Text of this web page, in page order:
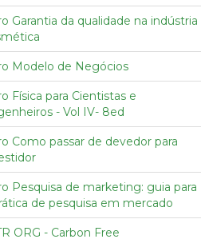
Garantia da qualidade na indústria
Modelo de Negócios
Física para Cientistas e
- Vol IV- 8ed
Como passar de devedor para
Pesquisa de marketing: guia para
de pesquisa em mercado
ORG - Carbon Free